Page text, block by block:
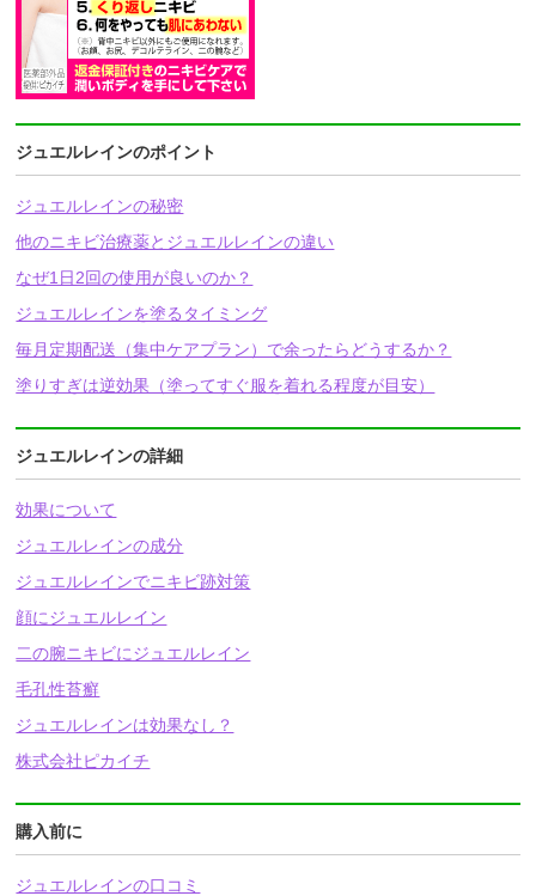
ジュエルレインのポイント
ジュエルレインの秘密
他のニキビ治療薬とジュエルレインの違い
なぜ1日2回の使用が良いのか？
ジュエルレインを塗るタイミング
毎月定期配送（集中ケアプラン）で余ったらどうするか？
塗りすぎは逆効果（塗ってすぐ服を着れる程度が目安）
ジュエルレインの詳細
効果について
ジュエルレインの成分
ジュエルレインでニキビ跡対策
顔にジュエルレイン
二の腕ニキビにジュエルレイン
毛孔性苔癬
ジュエルレインは効果なし？
株式会社ピカイチ
購入前に
ジュエルレインの口コミ